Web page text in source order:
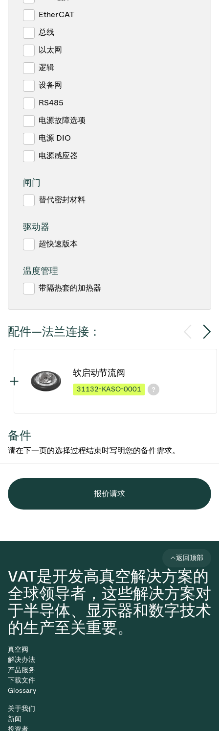
EtherCAT
总线
以太网
逻辑
设备网
RS485
电源故障选项
电源 DIO
电源感应器
闸门
替代密封材料
驱动器
超快速版本
温度管理
带隔热套的加热器
配件—法兰连接：
软启动节流阀
31132-KASO-0001
备件
请在下一页的选择过程结束时写明您的备件需求。
报价请求
VAT是开发高真空解决方案的
全球领导者，这些解决方案对
于半导体、显示器和数字技术
的生产至关重要。
返回顶部
真空阀
解决办法
产品服务
下载文件
Glossary
关于我们
新闻
投资者